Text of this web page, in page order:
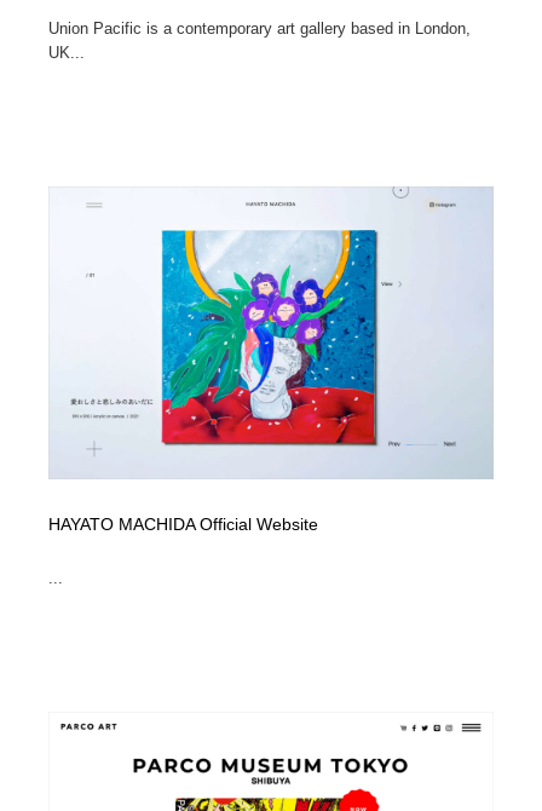
Union Pacific is a contemporary art gallery based in London,
UK...
HAYATO MACHIDA Official Website